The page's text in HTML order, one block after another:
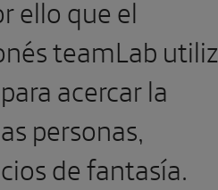
ello que el
teamLab
acercar la
personas,
de fantasía.